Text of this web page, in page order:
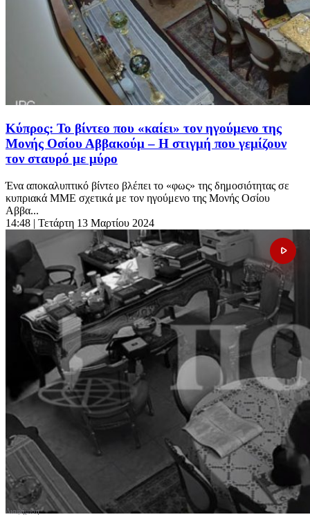
Κύπρος: Το βίντεο που «καίει» τον ηγούμενο της
Μονής Οσίου Αββακούμ – Η στιγμή που γεμίζουν
τον σταυρό με μύρο
Ένα αποκαλυπτικό βίντεο βλέπει το «φως» της δημοσιότητας σε
κυπριακά ΜΜΕ σχετικά με τον ηγούμενο της Μονής Οσίου
Αββα...
14:48 | Τετάρτη 13 Μαρτίου 2024